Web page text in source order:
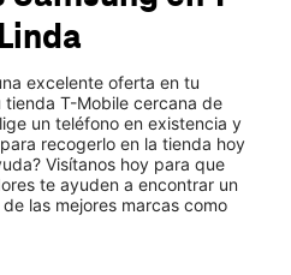
p.m.
p.m.
TX 75218
excelente oferta en tu
T-Mobile cercana de
un teléfono en existencia y
recogerlo en la tienda hoy
Visítanos hoy para que
te ayuden a encontrar un
las mejores marcas como